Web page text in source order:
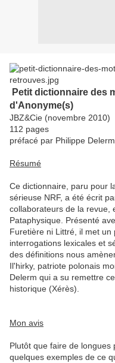
Petit dictionnaire des
d'Anonyme(s)
JBZ&Cie (novembre 2010)
112 pages
préfacé par Philippe Delerm
Résumé
Ce dictionnaire, paru pour
sérieuse NRF, a été écrit
collaborateurs de la revue,
Pataphysique. Présenté
Furetière ni Littré, il met
interrogations lexicales et
des définitions nous
Il'hirky, patriote polonais
Delerm qui a su remettre
historique (Xérès).
Mon avis
Plutôt que faire de
quelques exemples de ce